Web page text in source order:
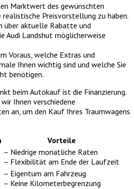
Marktwert des gewünschten
realistische Preisvorstellung zu haben.
über aktuelle Rabatte und
Audi Landshut möglicherweise
Voraus, welche Extras und
Ihnen wichtig sind und welche Sie
benötigen.
beim Autokauf ist die Finanzierung.
Ihnen verschiedene
an, um den Kauf Ihres Traumwagens
Vorteile
– Niedrige monatliche Raten
– Flexibilität am Ende der Laufzeit
– Eigentum am Fahrzeug
– Keine Kilometerbegrenzung